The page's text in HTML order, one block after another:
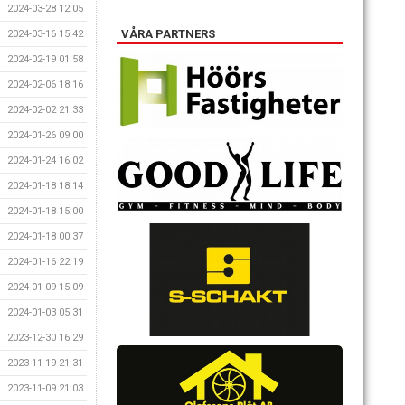
2024-03-28 12:05
2024-03-16 15:42
2024-02-19 01:58
2024-02-06 18:16
2024-02-02 21:33
2024-01-26 09:00
2024-01-24 16:02
2024-01-18 18:14
2024-01-18 15:00
2024-01-18 00:37
2024-01-16 22:19
2024-01-09 15:09
2024-01-03 05:31
2023-12-30 16:29
2023-11-19 21:31
2023-11-09 21:03
VÅRA PARTNERS